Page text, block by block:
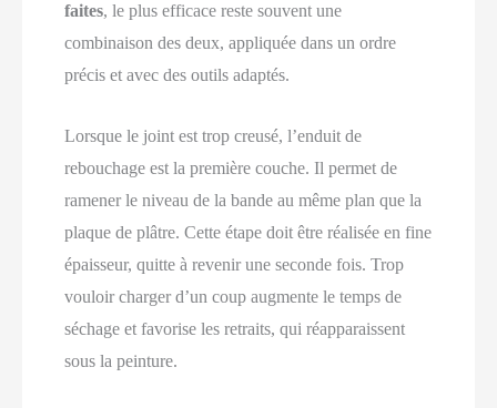
faites, le plus efficace reste souvent une
combinaison des deux, appliquée dans un ordre
précis et avec des outils adaptés.
Lorsque le joint est trop creusé, l’enduit de
rebouchage est la première couche. Il permet de
ramener le niveau de la bande au même plan que la
plaque de plâtre. Cette étape doit être réalisée en fine
épaisseur, quitte à revenir une seconde fois. Trop
vouloir charger d’un coup augmente le temps de
séchage et favorise les retraits, qui réapparaissent
sous la peinture.